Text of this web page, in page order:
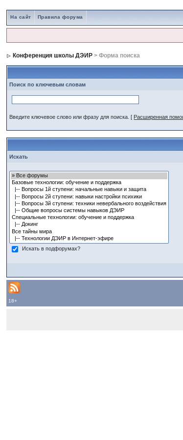
На сайт Правила форума
Конференция школы ДЭИР > Форма поиска
Поиск по ключевым словам
Введите ключевое слово или фразу для поиска. [ Расширенная
Искать
Искать в подфорумах?
18+